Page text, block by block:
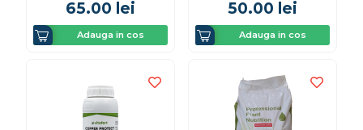
65.00 lei
Adauga in cos
50.00 lei
Adauga in cos